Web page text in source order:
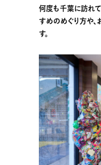
何度も千葉に訪れ
すめのめぐり方や
す。